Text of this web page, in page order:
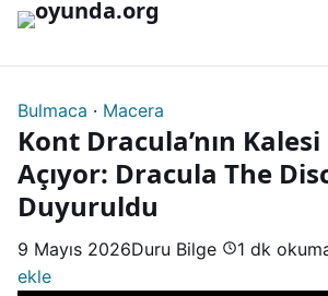
İçeriğe geç
Bulmaca · Macera
Kont Dracula’nın Kalesi
Açıyor: Dracula The
Duyuruldu
9 Mayıs 2026Duru Bilge 1 dk
ekle